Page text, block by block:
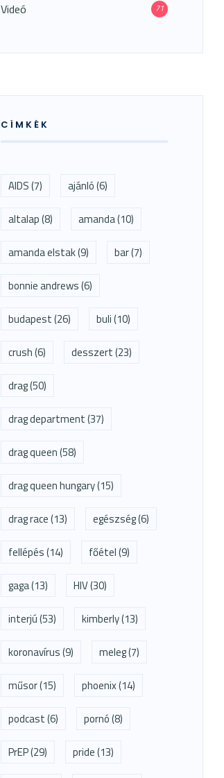
Videó 71
CÍMKÉK
AIDS(7) ajánló(6)
altalap(8) amanda(10)
amanda elstak(9) bar(7)
bonnie andrews(6)
budapest(26) buli(10)
crush(6) desszert(23)
drag(50)
drag department(37)
drag queen(58)
drag queen hungary(15)
drag race(13) egészség(6)
fellépés(14) főétel(9)
gaga(13) HIV(30)
interjú(53) kimberly(13)
koronavírus(9) meleg(7)
műsor(15) phoenix(14)
podcast(6) pornó(8)
PrEP(29) pride(13)